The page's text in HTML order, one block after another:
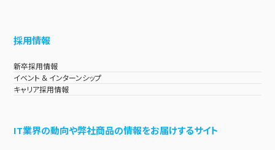
採用情報
新卒採用情報
イベント & インターンシップ
キャリア採用情報
IT業界の動向や弊社商品の情報をお届けするサイト